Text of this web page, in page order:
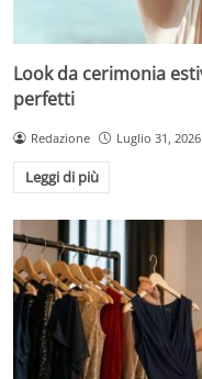
Look da cerimonia
perfetti
Redazione Luglio 31, 2026
Leggi di più